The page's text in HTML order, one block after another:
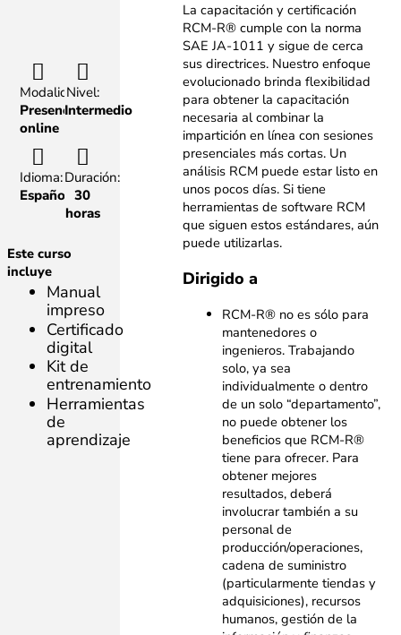
Modalidad:
Presencial,
online
Nivel:
Intermedio
Idioma:
Español
Duración:
30
horas
Este curso
incluye
Manual
impreso
Certificado
digital
Kit de
entrenamiento
Herramientas
de
aprendizaje
La capacitación y certificación
RCM-R® cumple con la norma
SAE JA-1011 y sigue de cerca
sus directrices. Nuestro enfoque
evolucionado brinda flexibilidad
para obtener la capacitación
necesaria al combinar la
impartición en línea con sesiones
presenciales más cortas. Un
análisis RCM puede estar listo en
unos pocos días. Si tiene
herramientas de software RCM
que siguen estos estándares, aún
puede utilizarlas.
Dirigido a
RCM-R® no es sólo para
mantenedores o
ingenieros. Trabajando
solo, ya sea
individualmente o dentro
de un solo “departamento”,
no puede obtener los
beneficios que RCM-R®
tiene para ofrecer. Para
obtener mejores
resultados, deberá
involucrar también a su
personal de
producción/operaciones,
cadena de suministro
(particularmente tiendas y
adquisiciones), recursos
humanos, gestión de la